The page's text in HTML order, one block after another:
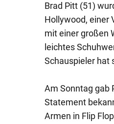
Brad Pitt (51)
Hollywood, einer
mit einer großen
leichtes
Schauspieler hat
Am Sonntag gab
Statement
Armen in Flip